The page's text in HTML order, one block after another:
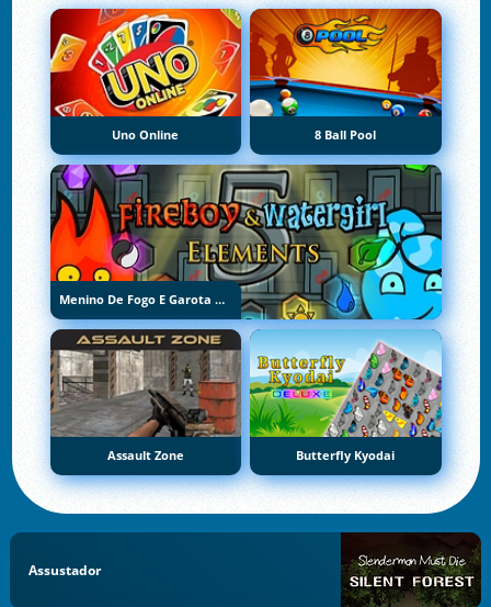
Uno Online 8 Ball Pool
Menino De Fogo E Garota De Água 5: Elementos
Assault Zone Butterfly Kyodai
Assustador